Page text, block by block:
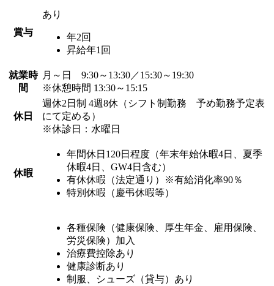
賞与
あり
年2回
昇給年1回
就業時
間
月～日 9:30～13:30／15:30～19:30
※休憩時間 13:30～15:15
休日
週休2日制 4週8休（シフト制勤務 予め勤務予定表
にて定める）
※休診日：水曜日
休暇
年間休日120日程度（年末年始休暇4日、夏季
休暇4日、GW4日含む）
有休休暇（法定通り）※有給消化率90％
特別休暇（慶弔休暇等）
各種保険（健康保険、厚生年金、雇用保険、
労災保険）加入
治療費控除あり
健康診断あり
制服、シューズ（貸与）あり